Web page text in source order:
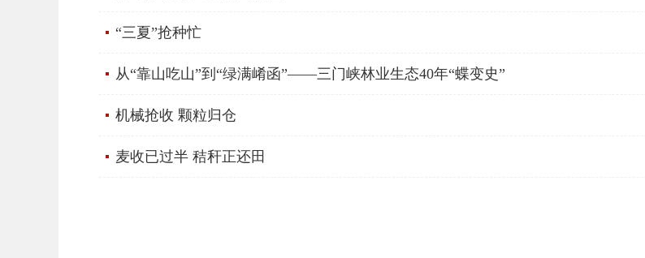
“三夏”抢种忙
从“靠山吃山”到“绿满崤函”——三门峡林业生态40年“蝶变史”
机械抢收 颗粒归仓
麦收已过半 秸秆正还田